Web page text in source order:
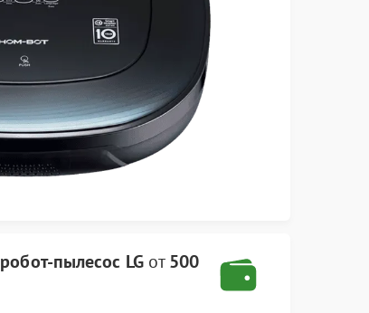
робот-пылесос LGот500